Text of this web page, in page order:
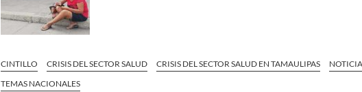
CINTILLO CRISIS DEL SECTOR SALUD CRISIS DEL SECTOR SALUD EN TAMAULIPAS
TEMAS NACIONALES